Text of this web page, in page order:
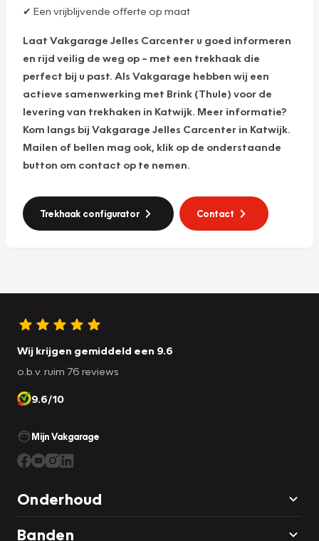
✔ Een vrijblijvende offerte op maat
Laat Vakgarage Jelles Carcenter u goed informeren
en rijd veilig de weg op – met een trekhaak die
perfect bij u past. Als Vakgarage hebben wij een
actieve samenwerking met Brink (Thule) voor de
levering van trekhaken in Katwijk. Meer informatie?
Kom langs bij Vakgarage Jelles Carcenter in Katwijk.
Mailen of bellen mag ook, klik op de onderstaande
button om contact op te nemen.
Trekhaak configurator Contact
Wij krijgen gemiddeld een 9.6
o.b.v. ruim 76 reviews
9.6/10
Mijn Vakgarage
Onderhoud
Banden